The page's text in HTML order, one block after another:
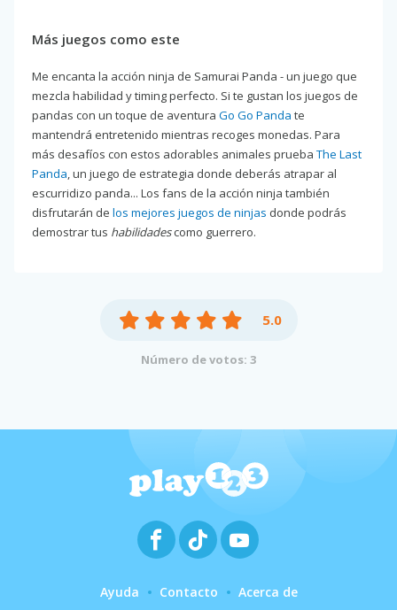
Más juegos como este
Me encanta la acción ninja de Samurai Panda - un juego que
mezcla habilidad y timing perfecto. Si te gustan los juegos de
pandas con un toque de aventura Go Go Panda te
mantendrá entretenido mientras recoges monedas. Para
más desafíos con estos adorables animales prueba The Last
Panda, un juego de estrategia donde deberás atrapar al
escurridizo panda... Los fans de la acción ninja también
disfrutarán de los mejores juegos de ninjas donde podrás
demostrar tus habilidadescomo guerrero.
5.0
Número de votos: 3
Ayuda Contacto Acerca de